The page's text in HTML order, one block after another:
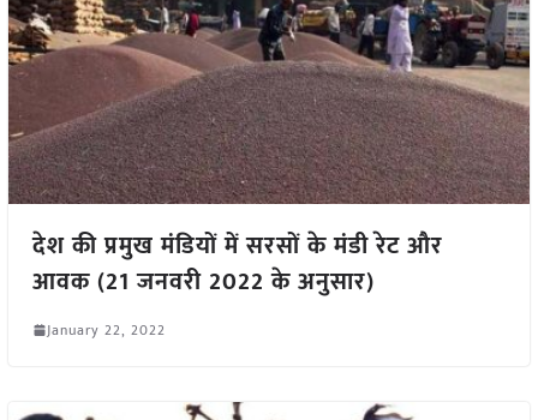
देश की प्रमुख मंडियों में सरसों के मंडी रेट और
आवक (21 जनवरी 2022 के अनुसार)
January 22, 2022